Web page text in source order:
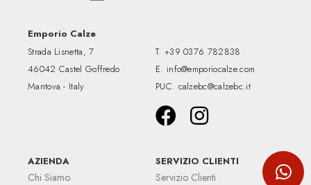
Emporio Calze
Strada Lisnetta, 7
46042 Castel Goffredo
Mantova - Italy
T. +39 0376 782838
E. info@emporiocalze.com
PUC. calzebc@calzebc.it
AZIENDA
Chi Siamo
SERVIZIO CLIENTI
Servizio Clienti